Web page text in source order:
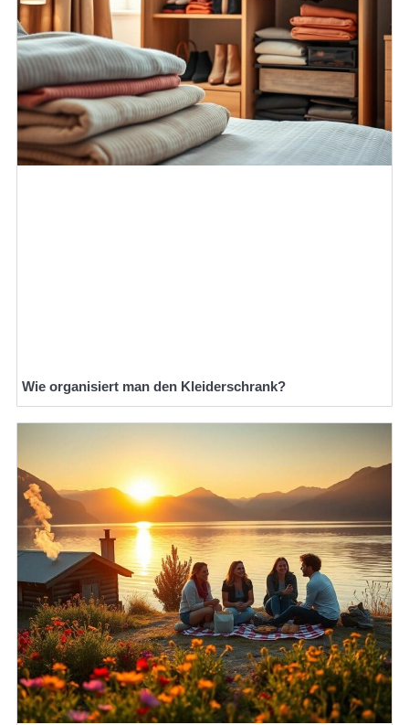
Wie organisiert man den Kleiderschrank?